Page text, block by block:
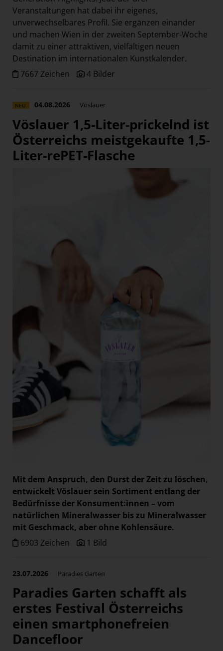
Veranstaltungen hat dabei ihr eigenes,
unverwechselbares Profil. Sie ergänzen einander
und machen Wien in der zweiten September-Woche
damit zu einer attraktiven, vielfältigen neuen
Destination im internationalen Kunstkalender.
7667 Zeichen
4 Bilder
NEU 04.08.2026 Vöslauer
Vöslauer 1,5-Liter-prickelnd ist
Österreichs meistgekaufte 1,5-
Liter-rePET-Flasche
Mit dem Anspruch, den Durst der Zeit zu löschen,
entwickelt Vöslauer sein Sortiment entlang der
Bedürfnisse der Konsument:innen – vom
natürlichen Mineralwasser bis zu Mineralwasser
mit Geschmack, aber ohne Kohlensäure.
6903 Zeichen
1 Bild
23.07.2026 Paradies Garten
Paradies Garten schafft als
erstes Festival Österreichs
einen smartphonefreien
Dancefloor